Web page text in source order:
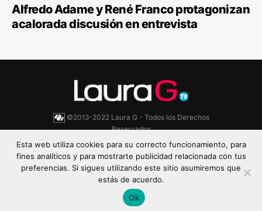
Alfredo Adame y René Franco protagonizan
acalorada discusión en entrevista
©2013-2022 Laura G - Todos los Derechos
Reservados
Aviso de Privacidad Política de cookies
Esta web utiliza cookies para su correcto funcionamiento, para
fines analíticos y para mostrarte publicidad relacionada con tus
preferencias. Si sigues utilizando este sitio asumiremos que
estás de acuerdo.
Ok